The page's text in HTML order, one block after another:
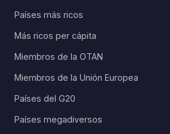
Países más ricos
Más ricos per cápita
Miembros de la OTAN
Miembros de la Unión Europea
Países del G20
Países megadiversos